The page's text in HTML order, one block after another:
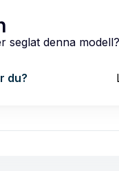
seglat denna modell?
du?